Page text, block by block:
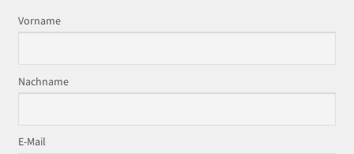
Vorname
Nachname
E-Mail